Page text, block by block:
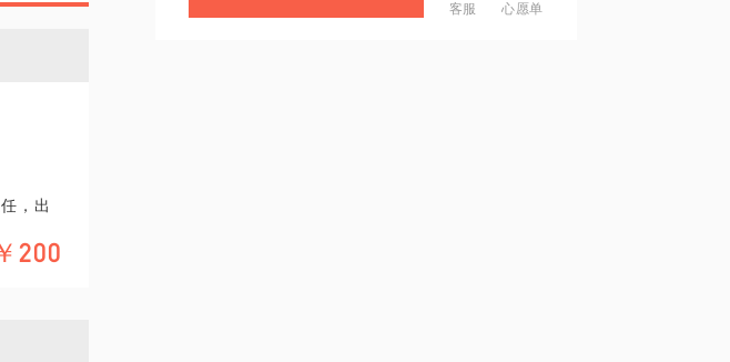
，出
求，
200
客服 心愿单